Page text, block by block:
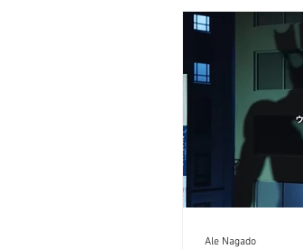
Entrevista
Ale Nagado